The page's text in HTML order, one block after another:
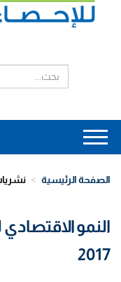
Main
navigation
الصفحة الرئيسية
النمو
2017